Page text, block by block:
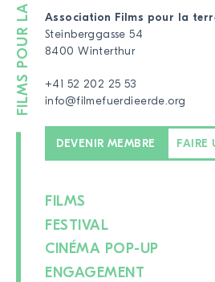
Association Films pour la
Steinberggasse 54
8400 Winterthur
+41 52 202 25 53
info@filmefuerdieerde.org
DEVENIR MEMBRE FAIRE
FILMS
FESTIVAL
CINÉMA POP-UP
ENGAGEMENT